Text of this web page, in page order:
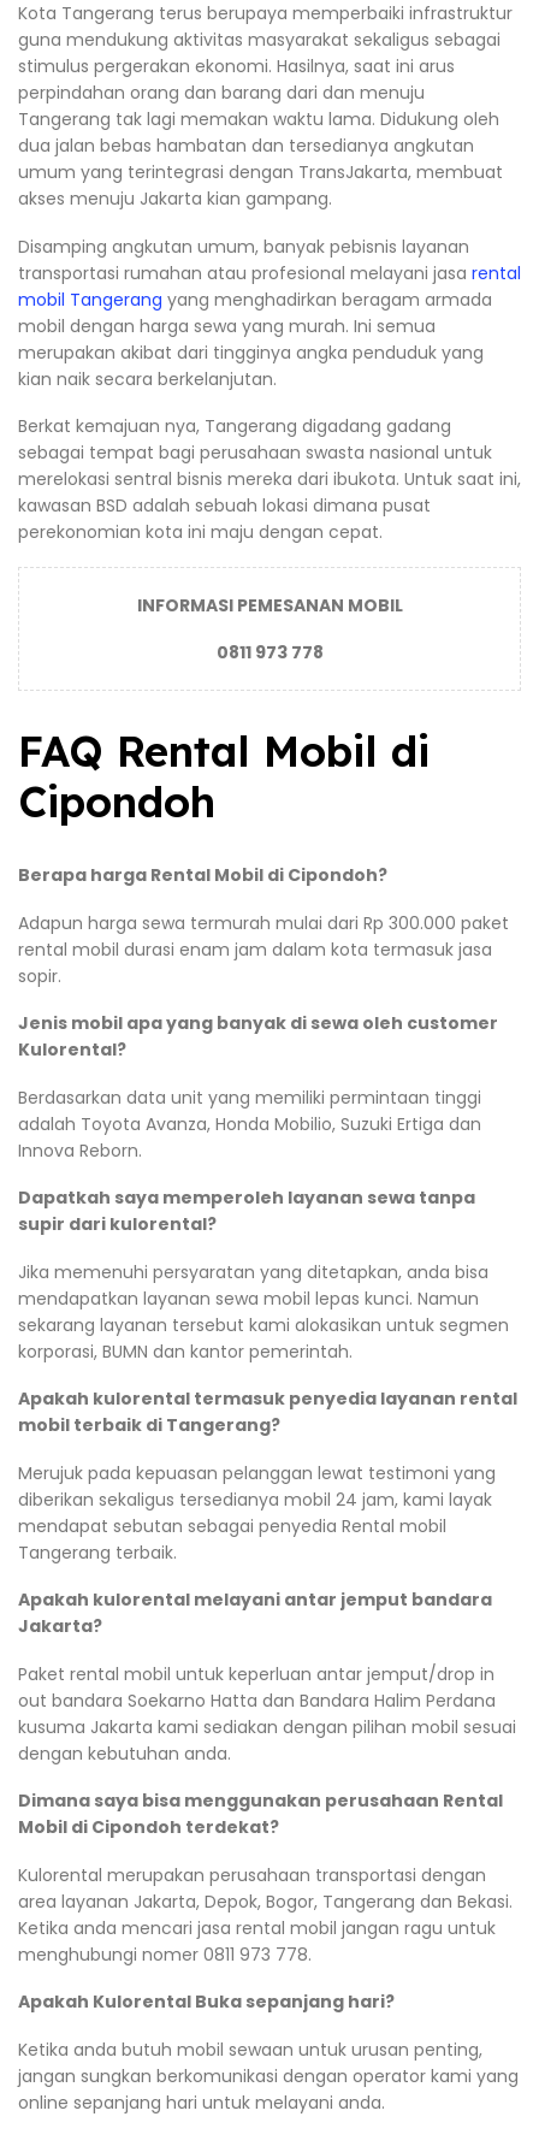
Kota Tangerang terus berupaya memperbaiki infrastruktur
guna mendukung aktivitas masyarakat sekaligus sebagai
stimulus pergerakan ekonomi. Hasilnya, saat ini arus
perpindahan orang dan barang dari dan menuju
Tangerang tak lagi memakan waktu lama. Didukung oleh
dua jalan bebas hambatan dan tersedianya angkutan
umum yang terintegrasi dengan TransJakarta, membuat
akses menuju Jakarta kian gampang.
Disamping angkutan umum, banyak pebisnis layanan
transportasi rumahan atau profesional melayani jasa rental
mobil Tangerang yang menghadirkan beragam armada
mobil dengan harga sewa yang murah. Ini semua
merupakan akibat dari tingginya angka penduduk yang
kian naik secara berkelanjutan.
Berkat kemajuan nya, Tangerang digadang gadang
sebagai tempat bagi perusahaan swasta nasional untuk
merelokasi sentral bisnis mereka dari ibukota. Untuk saat ini,
kawasan BSD adalah sebuah lokasi dimana pusat
perekonomian kota ini maju dengan cepat.
INFORMASI PEMESANAN MOBIL
0811 973 778
FAQ Rental Mobil di
Cipondoh
Berapa harga Rental Mobil di Cipondoh?
Adapun harga sewa termurah mulai dari Rp 300.000 paket
rental mobil durasi enam jam dalam kota termasuk jasa
sopir.
Jenis mobil apa yang banyak di sewa oleh customer
Kulorental?
Berdasarkan data unit yang memiliki permintaan tinggi
adalah Toyota Avanza, Honda Mobilio, Suzuki Ertiga dan
Innova Reborn.
Dapatkah saya memperoleh layanan sewa tanpa
supir dari kulorental?
Jika memenuhi persyaratan yang ditetapkan, anda bisa
mendapatkan layanan sewa mobil lepas kunci. Namun
sekarang layanan tersebut kami alokasikan untuk segmen
korporasi, BUMN dan kantor pemerintah.
Apakah kulorental termasuk penyedia layanan rental
mobil terbaik di Tangerang?
Merujuk pada kepuasan pelanggan lewat testimoni yang
diberikan sekaligus tersedianya mobil 24 jam, kami layak
mendapat sebutan sebagai penyedia Rental mobil
Tangerang terbaik.
Apakah kulorental melayani antar jemput bandara
Jakarta?
Paket rental mobil untuk keperluan antar jemput/drop in
out bandara Soekarno Hatta dan Bandara Halim Perdana
kusuma Jakarta kami sediakan dengan pilihan mobil sesuai
dengan kebutuhan anda.
Dimana saya bisa menggunakan perusahaan Rental
Mobil di Cipondoh terdekat?
Kulorental merupakan perusahaan transportasi dengan
area layanan Jakarta, Depok, Bogor, Tangerang dan Bekasi.
Ketika anda mencari jasa rental mobil jangan ragu untuk
menghubungi nomer 0811 973 778.
Apakah Kulorental Buka sepanjang hari?
Ketika anda butuh mobil sewaan untuk urusan penting,
jangan sungkan berkomunikasi dengan operator kami yang
online sepanjang hari untuk melayani anda.